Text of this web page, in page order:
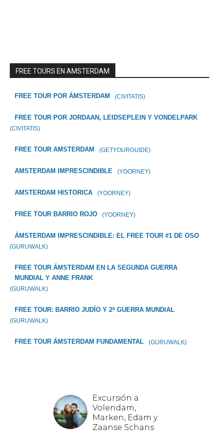
FREE TOURS EN AMSTERDAM
FREE TOUR POR ÁMSTERDAM (CIVITATIS)
FREE TOUR POR JORDAAN, LEIDSEPLEIN Y VONDELPARK
(CIVITATIS)
FREE TOUR AMSTERDAM (GETYOURGUIDE)
AMSTERDAM IMPRESCINDIBLE (YOORNEY)
AMSTERDAM HISTORICA (YOORNEY)
FREE TOUR BARRIO ROJO (YOORNEY)
ÁMSTERDAM IMPRESCINDIBLE: EL FREE TOUR #1 DE OSO
(GURUWALK)
FREE TOUR ÁMSTERDAM EN LA SEGUNDA GUERRA
MUNDIAL Y ANNE FRANK
(GURUWALK)
FREE TOUR: BARRIO JUDÍO Y 2ª GUERRA MUNDIAL
(GURUWALK)
FREE TOUR ÁMSTERDAM FUNDAMENTAL (GURUWALK)